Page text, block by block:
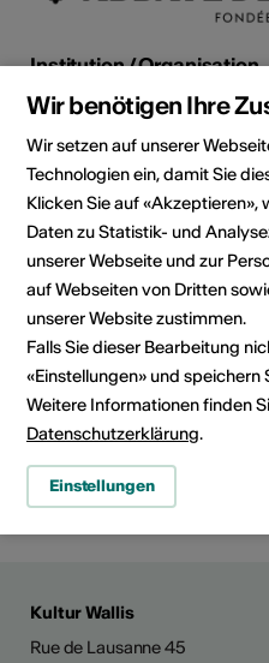
Institution / Organisation
Abbaye de St-Maurice
Trésor de l'Abbaye de St-
19 av d'Agaune
1890 St-Maurice
Telefon +41 (0) 24 485 15 34
Reservationen +41 (0) 24
E-Mail
Webseite
Route planen
ÖV Fahrplan
Social Media
Kultur Wallis
Rue de Lausanne 45
Wir benötigen Ihre
Wir setzen auf unserer
Technologien ein, damit Sie
Klicken Sie auf «Akzeptieren»,
Daten zu Statistik- und
unserer Webseite und zur
auf Webseiten von Dritten
unserer Website zustimmen.
Falls Sie dieser Bearbeitung
«Einstellungen» und speichern
Weitere Informationen finden
Datenschutzerklärung.
Einstellungen